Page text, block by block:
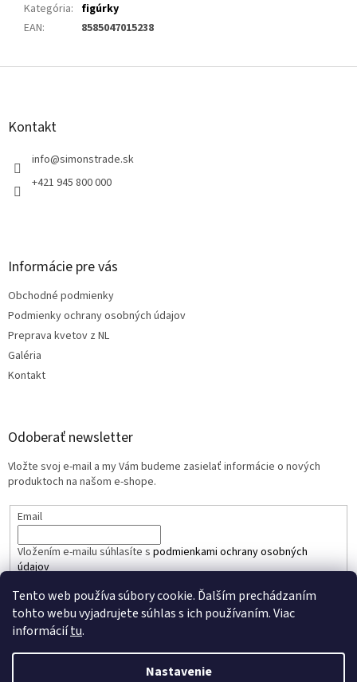
Tento web používa súbory cookie. Ďalším prechádzaním
tohto webu vyjadrujete súhlas s ich používaním. Viac
informáciítu.
Nastavenie
Kategória: figúrky
EAN: 8585047015238
Z
Kontakt
info@simonstrade.sk
+421 945 800 000
Informácie pre vás
Obchodné podmienky
Podmienky ochrany osobných údajov
Preprava kvetov z NL
Galéria
Kontakt
Odoberať newsletter
Vložte svoj e-mail a my Vám budeme zasielať informácie o nových
produktoch na našom e-shope.
Email
Vložením e-mailu súhlasíte s podmienkami ochrany osobných
údajov
PRIHLÁSIŤ SA
Vytvoril Shoptet